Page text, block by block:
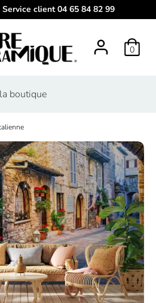
Service client 04 65 84 82 99
0